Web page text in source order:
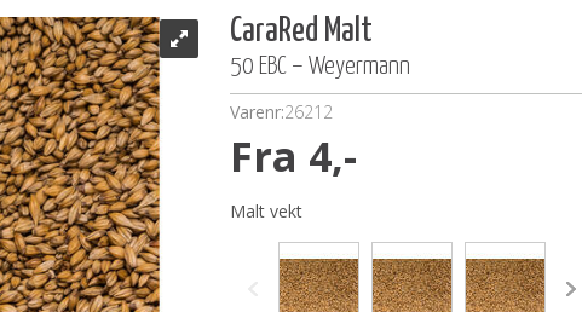
CaraRed Malt
50 EBC – Weyermann
Varenr:26212
Fra 4,-
Malt vekt